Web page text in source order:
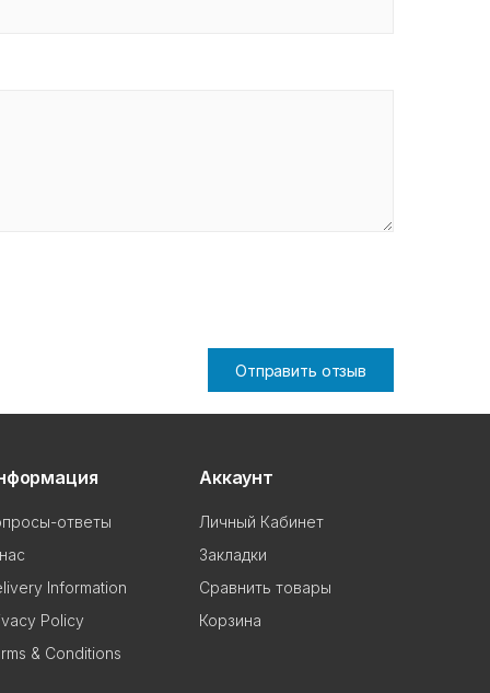
Отправить отзыв
ответы
Information
Policy
& Conditions
Аккаунт
Личный Кабинет
Закладки
Сравнить товары
Корзина